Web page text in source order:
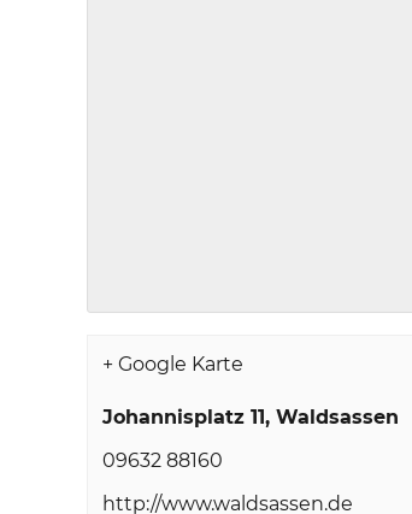
+ Google Karte
Johannisplatz 11 Waldsassen
09632 88160
http://www.waldsassen.de